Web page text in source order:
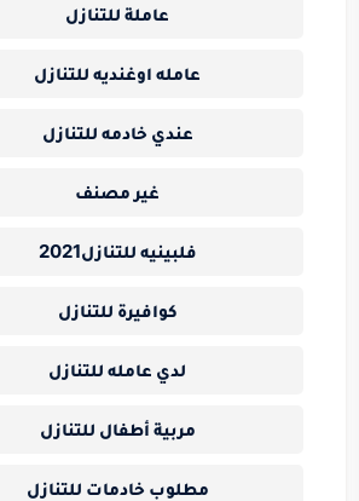
عاملة للتنازل
عامله اوغنديه للتنازل
عندي خادمه للتنازل
غير مصنف
فلبينيه للتنازل2021
كوافيرة للتنازل
لدي عامله للتنازل
مربية أطفال للتنازل
مطلوب خادمات للتنازل